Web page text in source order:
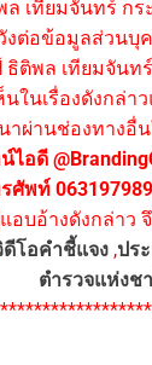
เทียมจันทร์ ก
งต่อข้อมูลส่วน
ธิติพล เทียมจันท
นในเรื่องดังกล่า
าผ่านช่องทางอื่
อดี
ศัพท์
อบอ้างดังกล่าว
ดีโอคำชี้แจง ,ปร
ตำรวจแห่งช